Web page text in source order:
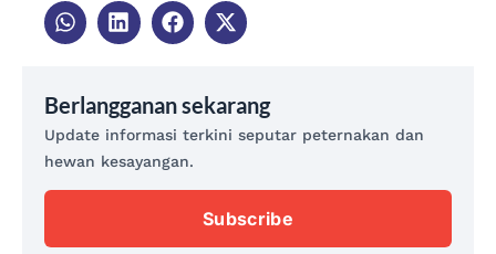
Berlangganan sekarang
Update informasi terkini seputar peternakan dan
hewan kesayangan.
Subscribe